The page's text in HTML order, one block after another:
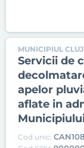
MUNICIPIUL
Servicii de
apelor
aflate in
Cod unic: